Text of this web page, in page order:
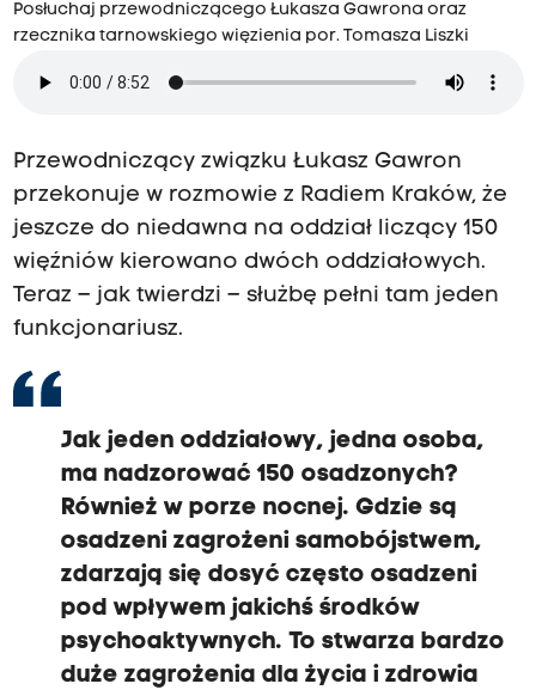
Posłuchaj przewodniczącego Łukasza Gawrona oraz
rzecznika tarnowskiego więzienia por. Tomasza Liszki
Przewodniczący związku Łukasz Gawron
przekonuje w rozmowie z Radiem Kraków, że
jeszcze do niedawna na oddział liczący 150
więźniów kierowano dwóch oddziałowych.
Teraz – jak twierdzi – służbę pełni tam jeden
funkcjonariusz.
Jak jeden oddziałowy, jedna osoba,
ma nadzorować 150 osadzonych?
Również w porze nocnej. Gdzie są
osadzeni zagrożeni samobójstwem,
zdarzają się dosyć często osadzeni
pod wpływem jakichś środków
psychoaktywnych. To stwarza bardzo
duże zagrożenia dla życia i zdrowia